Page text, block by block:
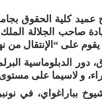
كلية الحقوق
صاحب الجلالة
يقوم على “الإنتقال
دور الدبلوماسية
و لاسيما على مستوى
بباراغواي، في